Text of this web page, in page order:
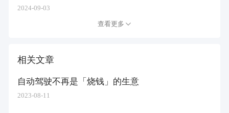
2024-09-03
查看更多
相关文章
自动驾驶不再是「烧钱」的生意
2023-08-11